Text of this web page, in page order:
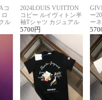
コ
ル
2024LOUIS VUITTON
コピー ルイヴィトン半
袖Tシャツ カジュアル
に馴染む 2色展開
5700 円
ー
ー
ー